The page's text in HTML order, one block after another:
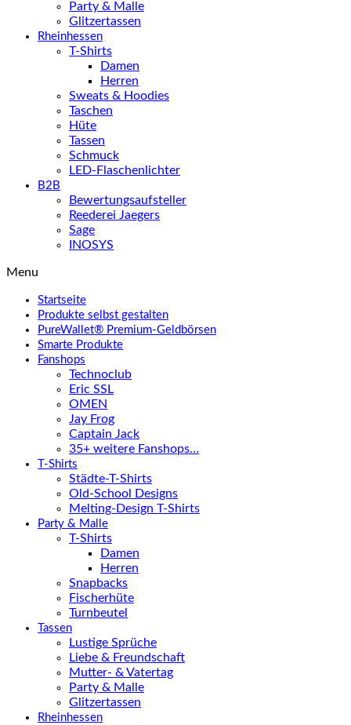
Party & Malle
Glitzertassen
Rheinhessen
T-Shirts
Damen
Herren
Sweats & Hoodies
Taschen
Hüte
Tassen
Schmuck
LED-Flaschenlichter
B2B
Bewertungsaufsteller
Reederei Jaegers
Sage
INOSYS
Menu
Startseite
Produkte selbst gestalten
PureWallet® Premium-Geldbörsen
Smarte Produkte
Fanshops
Technoclub
Eric SSL
OMEN
Jay Frog
Captain Jack
35+ weitere Fanshops…
T-Shirts
Städte-T-Shirts
Old-School Designs
Melting-Design T-Shirts
Party & Malle
T-Shirts
Damen
Herren
Snapbacks
Fischerhüte
Turnbeutel
Tassen
Lustige Sprüche
Liebe & Freundschaft
Mutter- & Vatertag
Party & Malle
Glitzertassen
Rheinhessen